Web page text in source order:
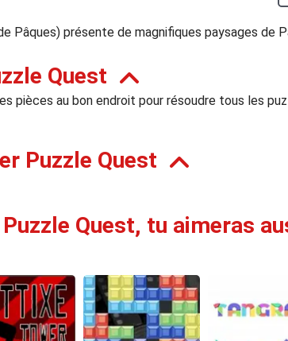
Pâques) présente de magnifiques paysages de
Quest
pièces au bon endroit pour résoudre tous les
Puzzle Quest
Quest, tu aimeras